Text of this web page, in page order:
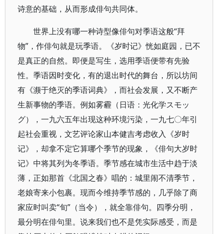
诗意的基础，从而形成俳句共同体。
世界上没有哪一种诗型像俳句对季语这般“拜
物”，作俳句就是玩季语。《岁时记》恍如庭园，已不
是真正的自然。即便是写生，选用季语便带有先验
性。季语因时变化，有的退出时代的舞台，所以坊间
有《濒于绝灭的季语词典》，而社会发展，又不断产
生新事物的季语。例如雾霾（日语：光化学スモッ
グ），一九六五年出现这种环境污染，一九七〇年引
起社会重视，文艺评论家山本健吉考虑收入《岁时
记》，却拿不定它算哪个季节的现象，《俳句大岁时
记》中将其列为冬季语。季节感在城市生活中趋于淡
薄，正如那首《北国之春》唱的：城里闹不清季节，
老娘寄来小包裹。现而今维持季节感的，几乎除了商
家应时叫卖“旬”（当令），就全靠俳句。四季分明，
最分明在俳句里。说来我们也不是凭实际感受，而是